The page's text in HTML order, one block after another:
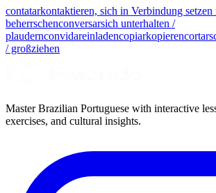
contatarkontaktieren, sich in Verbindung setzen
beherrschenconversarsich unterhalten /
plaudernconvidareinladencopiarkopierencortar
/ großziehen
Master Brazilian Portuguese with interactive
exercises, and cultural insights.